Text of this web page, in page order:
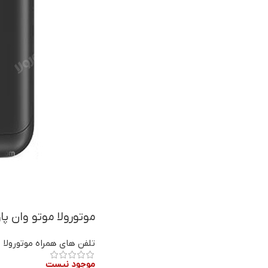
موتورولا موتو وان
تلفن های همراه موتورولا
موجود نیست